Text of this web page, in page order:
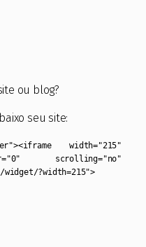
ou blog?
seu site:
width="215"
scrolling="no"
?width=215">